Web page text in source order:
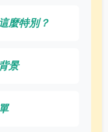
麼特別？
景